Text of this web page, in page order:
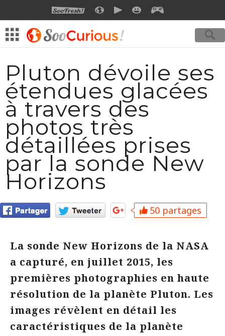
SOOFRESHSOOCURIOUSSOOMOTION
SOOSMILE
Pluton dévoile ses
étendues glacées
à travers des
photos très
détaillées prises
par la sonde New
Horizons
50 partages
La sonde New Horizons de la NASA
a capturé, en juillet 2015, les
premières photographies en haute
résolution de la planète Pluton. Les
images révèlent en détail les
caractéristiques de la planète